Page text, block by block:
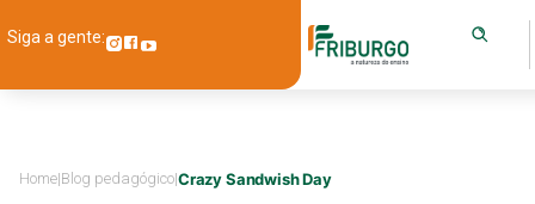
Siga a gente:
Home|Blog pedagógico|Crazy Sandwish Day